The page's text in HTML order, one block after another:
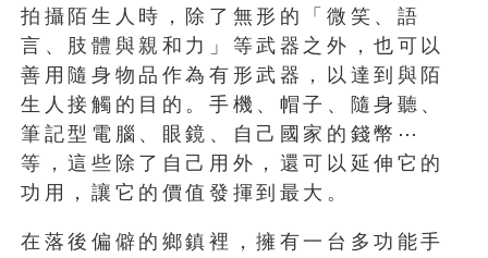
拍攝陌生人時，除了無形的「微笑、語
言、肢體與親和力」等武器之外，也可以
善用隨身物品作為有形武器，以達到與陌
生人接觸的目的。手機、帽子、隨身聽、
筆記型電腦、眼鏡、自己國家的錢幣⋯
等，這些除了自己用外，還可以延伸它的
功用，讓它的價值發揮到最大。
在落後偏僻的鄉鎮裡，擁有一台多功能手